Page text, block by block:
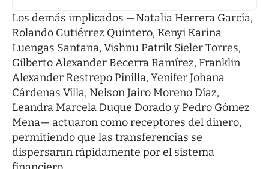
Los demás implicados —Natalia Herrera García,
Rolando Gutiérrez Quintero, Kenyi Karina
Luengas Santana, Vishnu Patrik Sieler Torres,
Gilberto Alexander Becerra Ramírez, Franklin
Alexander Restrepo Pinilla, Yenifer Johana
Cárdenas Villa, Nelson Jairo Moreno Díaz,
Leandra Marcela Duque Dorado y Pedro Gómez
Mena— actuaron como receptores del dinero,
permitiendo que las transferencias se
dispersaran rápidamente por el sistema